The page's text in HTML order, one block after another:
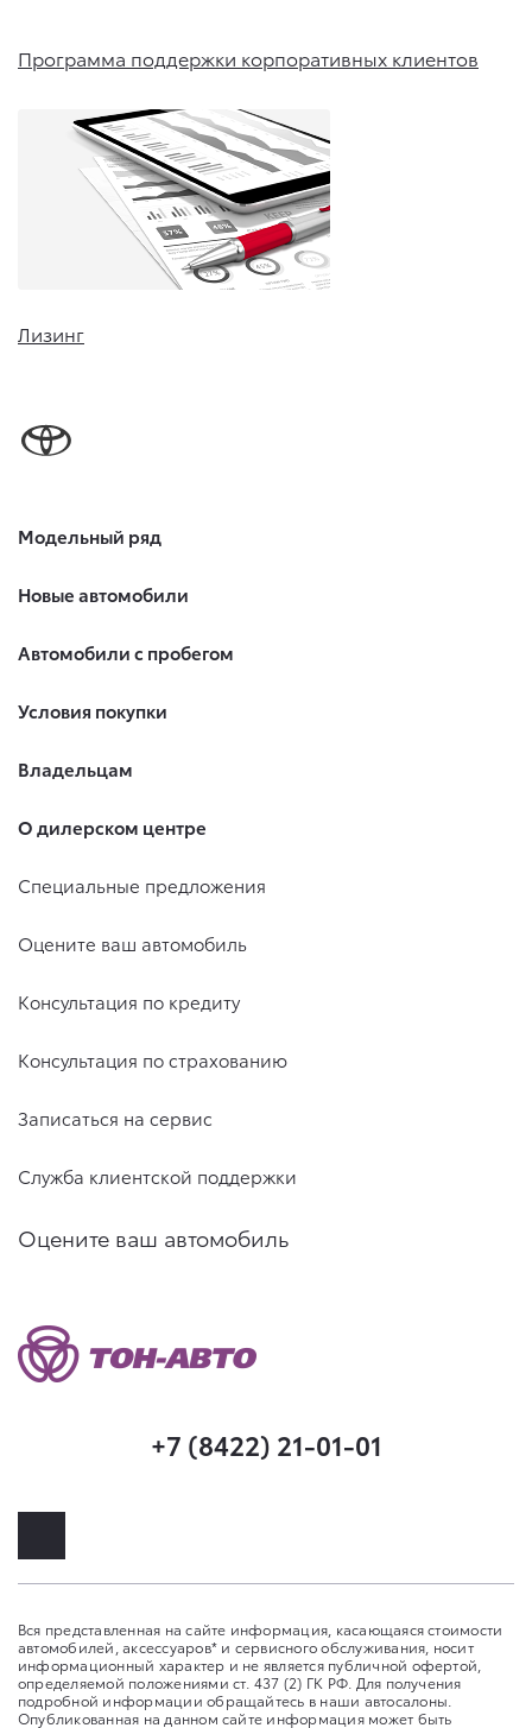
Программа поддержки корпоративных клиентов
Лизинг
Модельный ряд
Новые автомобили
Автомобили с пробегом
Условия покупки
Владельцам
О дилерском центре
Специальные предложения
Оцените ваш автомобиль
Консультация по кредиту
Консультация по страхованию
Записаться на сервис
Служба клиентской поддержки
Оцените ваш автомобиль
+7 (8422) 21-01-01
Вся представленная на сайте информация, касающаяся стоимости
автомобилей, аксессуаров* и сервисного обслуживания, носит
информационный характер и не является публичной офертой,
определяемой положениями ст. 437 (2) ГК РФ. Для получения
подробной информации обращайтесь в наши автосалоны.
Опубликованная на данном сайте информация может быть